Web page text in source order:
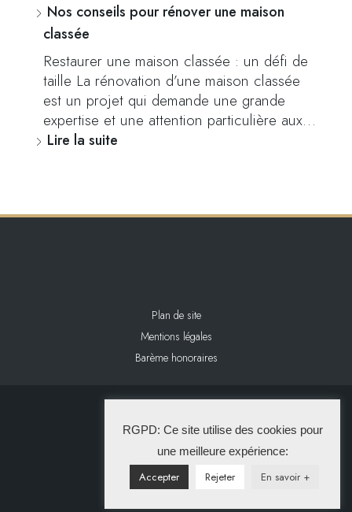
Nos conseils pour rénover une maison
classée
Restaurer une maison classée : un défi de
taille La rénovation d’une maison classée
est un projet qui demande une grande
expertise et une attention particulière aux…
Lire la suite
Plan de site
Mentions légales
Barème honoraires
La Solution Immo
RGPD: Ce site utilise des cookies pour
une meilleure expérience:
Accepter Rejeter En savoir +